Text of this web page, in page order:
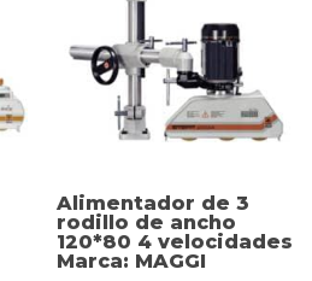
Alimentador de 3
rodillo de ancho
120*80 4 velocidades
Marca: MAGGI